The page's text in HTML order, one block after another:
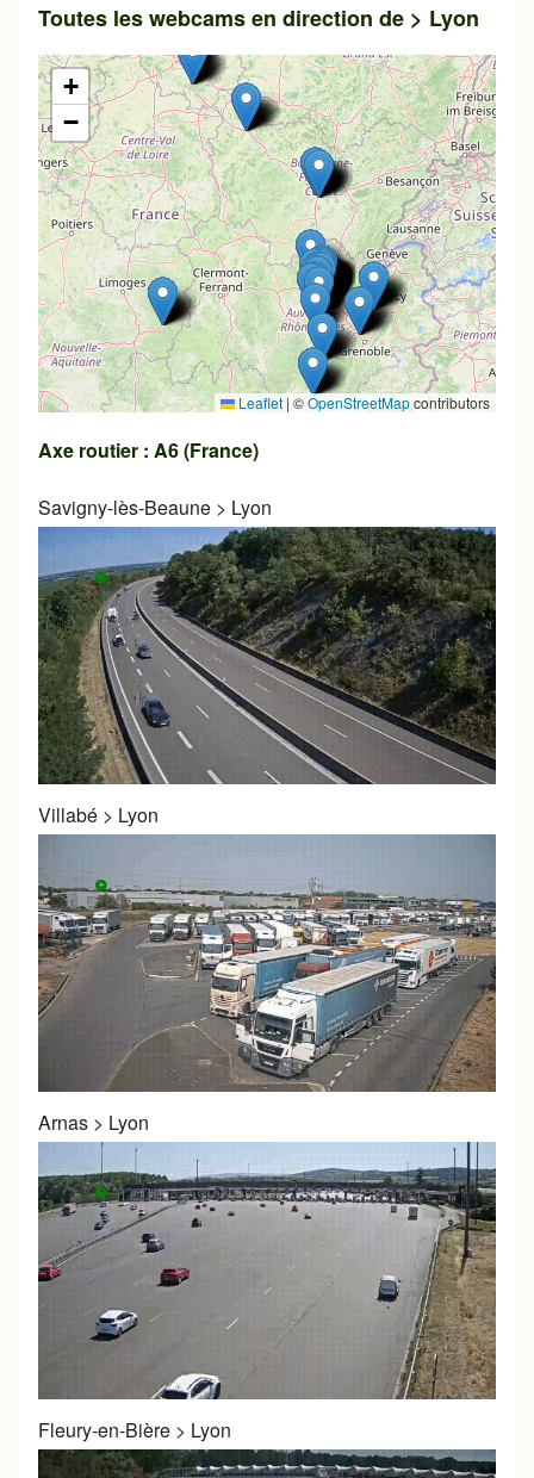
Toutes les webcams en direction de > Lyon
+
−
Leaflet | ©OpenStreetMapcontributors
Axe routier : A6 (France)
Savigny-lès-Beaune > Lyon
Villabé > Lyon
Arnas > Lyon
Fleury-en-Bière > Lyon